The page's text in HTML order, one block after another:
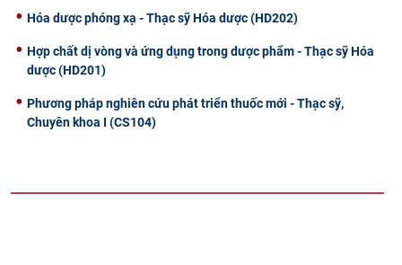
Hóa dược phóng xạ - Thạc sỹ Hóa dược (HD202)
Hợp chất dị vòng và ứng dụng trong dược phẩm - Thạc sỹ Hóa
dược (HD201)
Phương pháp nghiên cứu phát triển thuốc mới - Thạc sỹ,
Chuyên khoa I (CS104)